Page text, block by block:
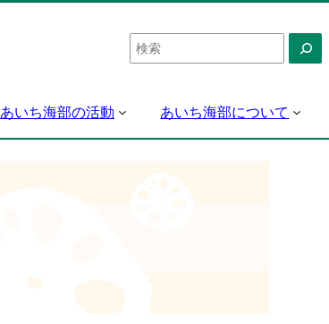
検
索
あいち海部の活動 あいち海部について